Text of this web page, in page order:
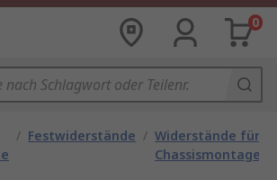
0
/ Festwiderstände / Widerstände für
Chassismontage